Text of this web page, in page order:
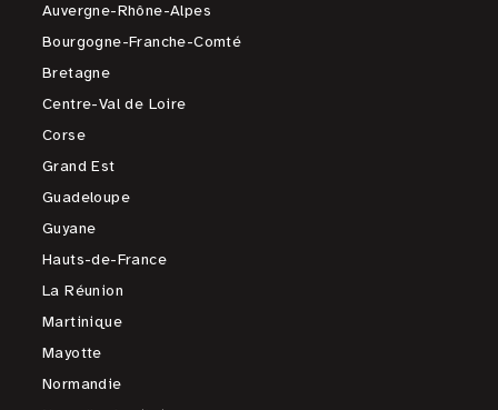
Auvergne-Rhône-Alpes
Bourgogne-Franche-Comté
Bretagne
Centre-Val de Loire
Corse
Grand Est
Guadeloupe
Guyane
Hauts-de-France
La Réunion
Martinique
Mayotte
Normandie